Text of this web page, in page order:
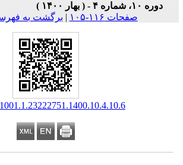
دوره ۱۰، شماره ۴ - ( بهار ۱۴۰۰ )
صفحات ۱۱۶-۱۰۵
| برگشت به